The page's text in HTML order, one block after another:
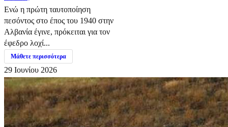
Ενώ η πρώτη ταυτοποίηση
πεσόντος στο έπος του 1940 στην
Αλβανία έγινε, πρόκειται για τον
έφεδρο λοχί...
Μάθετε περισσότερα
29 Ιουνίου 2026